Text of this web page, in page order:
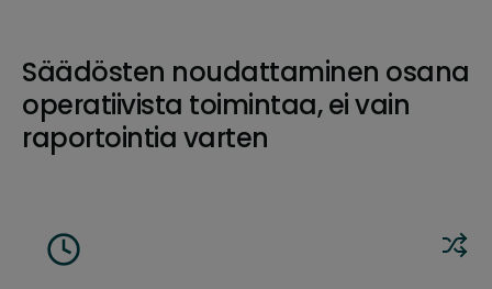
Säädösten noudattaminen osana
operatiivista toimintaa, ei vain
raportointia varten
Joustavuus paikallisiin,